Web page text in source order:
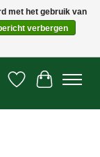
in Dordrecht is
Verlanglijst
met het gebruik van
verbergen